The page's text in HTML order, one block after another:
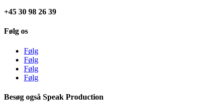
+45 30 98 26 39
Følg os
Følg
Følg
Følg
Følg
Besøg også Speak Production